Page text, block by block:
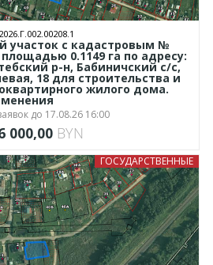
2026.Г.002.00208.1
участок с кадастровым №
площадью 0.1149 га по адресу:
р-н, Бабиничский с/с,
18 для строительства и
жилого дома.
до 17.08.26 16:00
000,00 BYN
ГОСУДАРСТВЕННЫЕ